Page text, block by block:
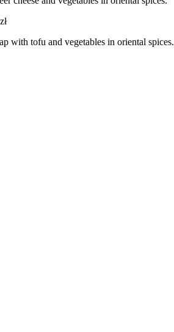
zł
with tofu and vegetables in oriental spices.